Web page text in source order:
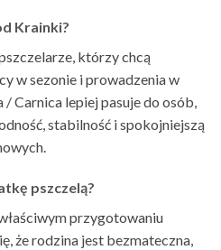
Krainki?
którzy chcą
w sezonie i prowadzenia w
Carnica lepiej pasuje do osób,
stabilność i spokojniejszą
pszczelą?
przygotowaniu
że rodzina jest bezmateczna,